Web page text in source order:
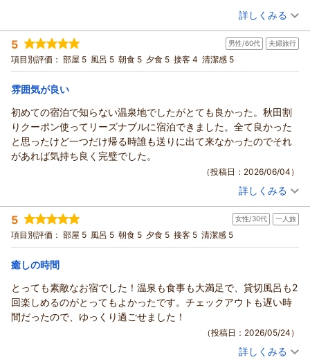
なんといってもここの温泉は格別、ペンキのような独特な香りが
する白濁硫黄泉が特徴的です。(風呂により源泉が異なります)
露天風呂は虫が来ますので、虫除けスプレーや蚊取り線香がある
とさらに良いのかも！？
別料金にはなりますが岩盤浴もあり、とにかく大満足。
をダメにするチェア笑もあり、ここでダラダラしながら新緑を眺
めダラダラするのは最高。
必ずまた来ます。ありがとうございました。
（投稿日：2026/06/04）
宿泊時期： 2026年05月宿泊 (一人旅)
投稿者： マルスさん
宿泊プラン： ◆ ひとり旅 満喫プラン ◆ 秘湯と贅沢な食をゆったり愉
しむ大人の醍醐味
シングル 朝・夕
宿泊価格帯： 24,001～25,000円(大人一人あたり/税込)
詳しくみる
5 男性/60代 夫婦旅行
項目別評価： 部屋 5 風呂 5 朝食 5 夕食 5 接客 4 清潔感 5
雰囲気が良い
初めての宿泊で知らない温泉地でしたがとても良かった。秋田割
りクーポン使ってリーズナブルに宿泊できました。全て良かった
と思ったけど一つだけ帰る時誰も送りに出て来なかったのでそれ
があれば気持ち良く完璧でした。
（投稿日：2026/06/04）
投稿者： ジージさん(男性/60代)
宿泊プラン： ◆ 和洋室・夕食コース・スタンダード ◆
和洋室
朝・夕
宿泊価格帯： 23,001～24,000円(大人一人あたり/税込)
詳しくみる
5 女性/30代 一人旅
項目別評価： 部屋 5 風呂 5 朝食 5 夕食 5 接客 5 清潔感 5
癒しの時間
とっても素敵なお宿でした！温泉も食事も大満足で、貸切風呂も2
回楽しめるのがとってもよかったです。チェックアウトも遅い時
間だったので、ゆっくり過ごせました！
（投稿日：2026/05/24）
詳しくみる